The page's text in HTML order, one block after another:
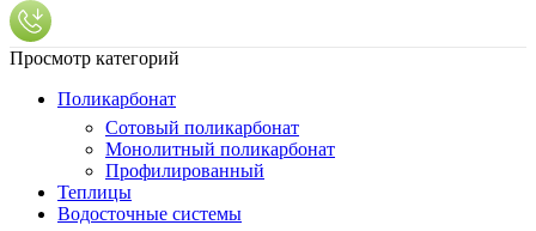
Просмотр категорий
Поликарбонат
Сотовый поликарбонат
Монолитный поликарбонат
Профилированный
Теплицы
Водосточные системы